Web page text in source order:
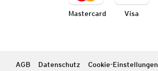
Mastercard Visa
AGB Datenschutz Cookie-Einstellungen